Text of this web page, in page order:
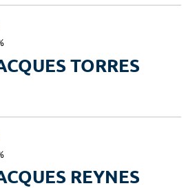
TORRES
REYNES